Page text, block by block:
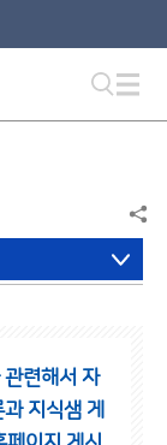
련해서 자
지식샘 게